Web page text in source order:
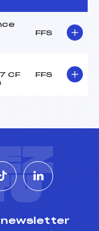
FFS
CF
FFS
newsletter